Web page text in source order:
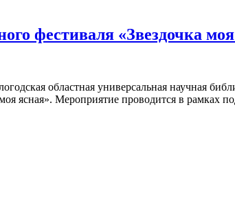
фестиваля «Звездочка
областная универсальная научная
ясная». Мероприятие проводится в рамках